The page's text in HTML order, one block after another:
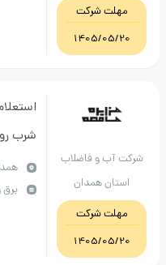
شرکت
1405/
و فاضلاب
همدان
شرکت
1405/
استعلام اجرای
شرب روستای
نهاوندهمدان / همدان
برق و تاسیسات